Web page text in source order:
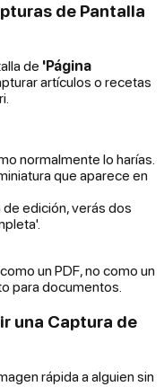
de Pantalla
de 'Página
artículos o recetas
normalmente lo harías.
que aparece en
de edición, verás dos
un PDF, no como un
para documentos.
una Captura de
rápida a alguien sin